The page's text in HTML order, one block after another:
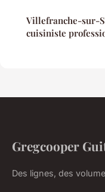
Villefranche-sur-
cuisiniste
Gregcooper
Des lignes, des